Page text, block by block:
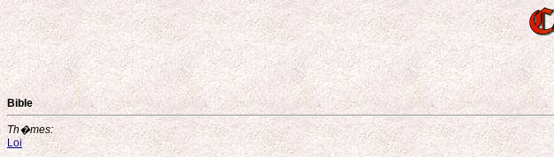
Bible
Th�mes:
Loi